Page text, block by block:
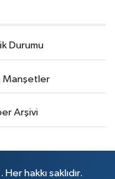
Durumu
Manşetler
Arşivi
hakkı saklıdır.